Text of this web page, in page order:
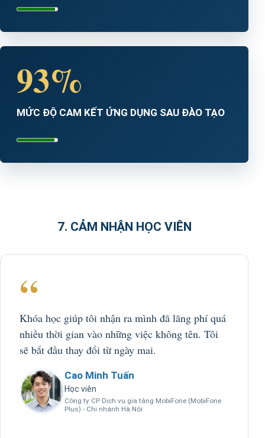
93%
MỨC ĐỘ CAM KẾT ỨNG DỤNG SAU ĐÀO TẠO
7. CẢM NHẬN HỌC VIÊN
“
Khóa học giúp tôi nhận ra mình đã lãng phí quá
nhiều thời gian vào những việc không tên. Tôi
sẽ bắt đầu thay đổi từ ngày mai.
Cao Minh Tuấn
Học viên
Công ty CP Dịch vụ gia tăng MobiFone (MobiFone
Plus) - Chi nhánh Hà Nội